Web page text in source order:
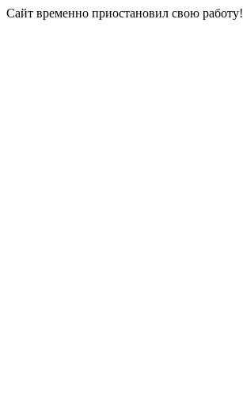
Сайт временно приостановил свою работу!